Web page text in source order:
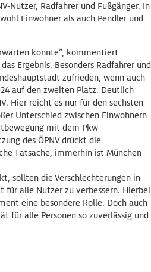
Nutzer, Radfahrer und Fußgänger. In
Einwohner als auch Pendler und
konnte“, kommentiert
Ergebnis. Besonders Radfahrer und
zufrieden, wenn auch
auf den zweiten Platz. Deutlich
Hier reicht es nur für den sechsten
Unterschied zwischen Einwohnern
mit dem Pkw
des ÖPNV drückt die
Tatsache, immerhin ist München
sollten die Verschlechterungen in
alle Nutzer zu verbessern. Hierbei
eine besondere Rolle. Doch auch
für alle Personen so zuverlässig und